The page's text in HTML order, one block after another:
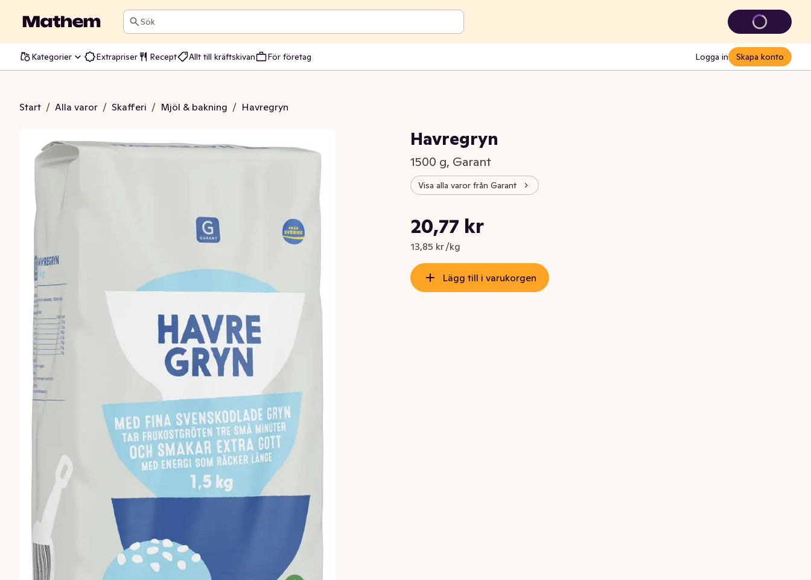
Sök
Kategorier Extrapriser Recept Allt till kräftskivan För företag Logga in Skapa konto
Start / Alla varor / Skafferi / Mjöl & bakning / Havregryn
Havregryn
1500 g, Garant
Visa alla varor från Garant
Nuvarande pris är: 20,77 kr
20,77 kr
13,85 kr /kg
Styckpris: 13,85 kr /kg
Lägg till i varukorgen